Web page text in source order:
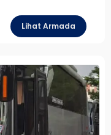
Lihat Armada